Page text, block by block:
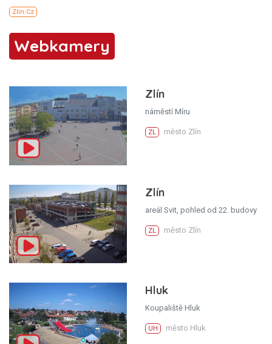
Webkamery
Zlín
náměstí Míru
ZL město Zlín
Zlín
areál Svit, pohled od 22. budovy
ZL město Zlín
Hluk
Koupaliště Hluk
UH město Hluk